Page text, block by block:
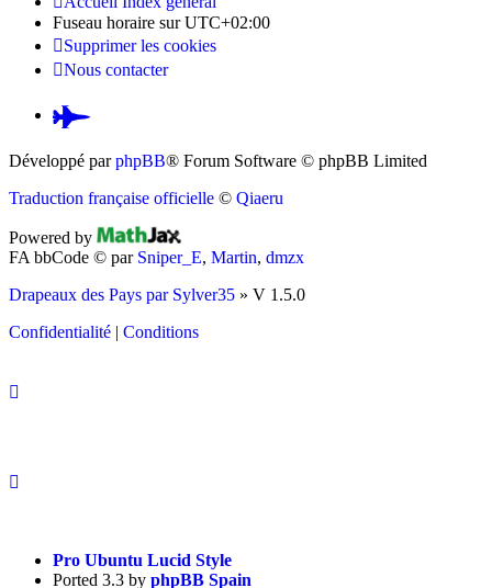
Fuseau horaire surUTC+02:00
Supprimer les cookies
Nous contacter
Pardus.at
(S’ouvre
nouvel
onglet)
Développé parphpBB® Forum Software © phpBB Limited
Traduction française officielle © Qiaeru
Powered by
FA bbCode © par Sniper_E, Martin, dmzx
Drapeaux des Pays par Sylver35 » V 1.5.0
Confidentialité | Conditions
Pro Ubuntu Lucid Style
Ported 3.3 by phpBB Spain